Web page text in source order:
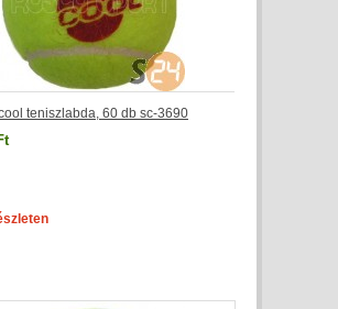
teniszlabda, 60 db sc-3690